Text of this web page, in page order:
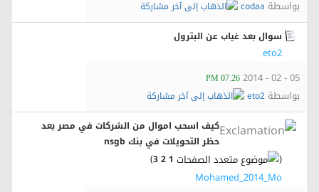
بواسطة codaa
سوال بعد غياب عن البترول
eto2
05 - 02 - 2014
07:26 PM
بواسطة eto2
كيف اسحب اموال من الشركات في مصر بعد
حظر التحويلات في بنك nsgb
(
1
2
3
)
Mohamed_2014_Mo